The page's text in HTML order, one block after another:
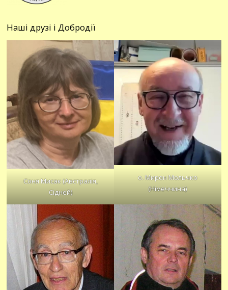
Наші друзі і Добродії
Соня Мисак (Австралія,
Сідней)
о. Мирон Мольчко
(Німеччина)